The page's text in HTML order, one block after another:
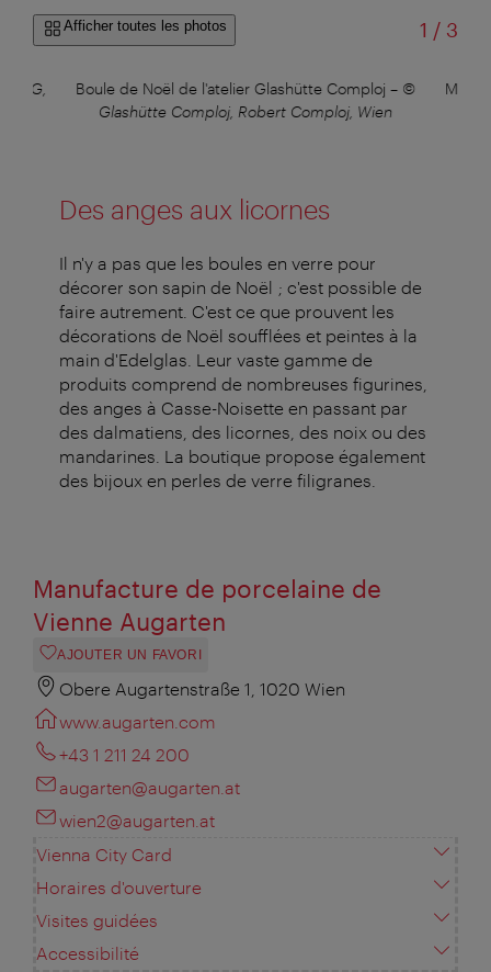
Afficher toutes les photos 1 /sur
3
KG, Boule de Noël de l'atelier Glashütte Comploj – ©
Glashütte Comploj, Robert Comploj, Wien
Des anges aux licornes
Il n'y a pas que les boules en verre pour
décorer son sapin de Noël ; c'est possible de
faire autrement. C'est ce que prouvent les
décorations de Noël soufflées et peintes à la
main d'Edelglas. Leur vaste gamme de
produits comprend de nombreuses figurines,
des anges à Casse-Noisette en passant par
des dalmatiens, des licornes, des noix ou des
mandarines. La boutique propose également
des bijoux en perles de verre filigranes.
Manufacture de porcelaine de
Vienne Augarten
AJOUTER UN FAVORI
Obere Augartenstraße 1, 1020 Wien
www.augarten.com
+43 1 211 24 200
augarten@augarten.at
wien2@augarten.at
Vienna City Card
Horaires d'ouverture
Visites guidées
Accessibilité